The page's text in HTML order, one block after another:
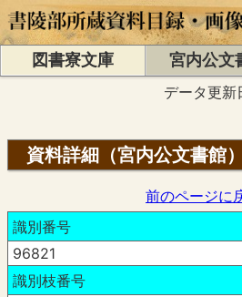
図書寮文庫 宮内公文
データ更新
資料詳細（宮内公文書館）
前のページに
識別番号
96821
識別枝番号